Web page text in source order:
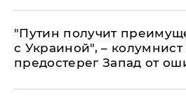
"Путин получит
с Украиной", –
предостерег Запад от